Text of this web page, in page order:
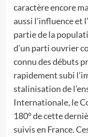
caractère encore
aussi l’influence et
partie de la
d’un parti ouvrier
connu des débuts
rapidement subi
stalinisation de
Internationale, le
180° de cette
suivis en France.